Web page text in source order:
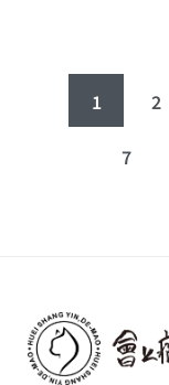
1 2
7